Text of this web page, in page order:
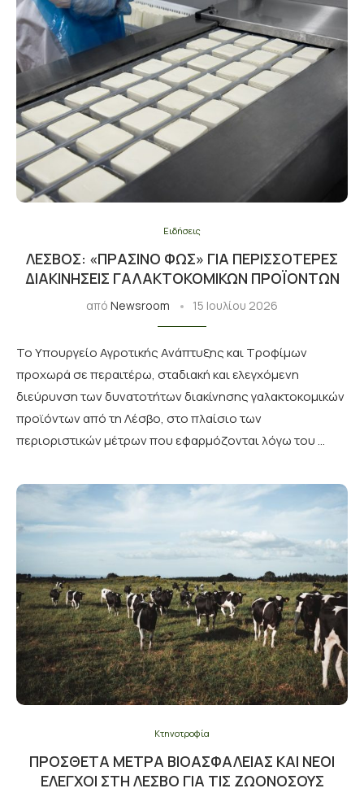
Ειδήσεις
ΛΈΣΒΟΣ: «ΠΡΆΣΙΝΟ ΦΩΣ» ΓΙΑ ΠΕΡΙΣΣΌΤΕΡΕΣ
ΔΙΑΚΙΝΉΣΕΙΣ ΓΑΛΑΚΤΟΚΟΜΙΚΏΝ ΠΡΟΪΌΝΤΩΝ
από Newsroom 15 Ιουλίου 2026
Το Υπουργείο Αγροτικής Ανάπτυξης και Τροφίμων
προχωρά σε περαιτέρω, σταδιακή και ελεγχόμενη
διεύρυνση των δυνατοτήτων διακίνησης γαλακτοκομικών
προϊόντων από τη Λέσβο, στο πλαίσιο των
περιοριστικών μέτρων που εφαρμόζονται λόγω του …
Κτηνοτροφία
ΠΡΌΣΘΕΤΑ ΜΈΤΡΑ ΒΙΟΑΣΦΆΛΕΙΑΣ ΚΑΙ ΝΈΟΙ
ΈΛΕΓΧΟΙ ΣΤΗ ΛΈΣΒΟ ΓΙΑ ΤΙΣ ΖΩΟΝΌΣΟΥΣ